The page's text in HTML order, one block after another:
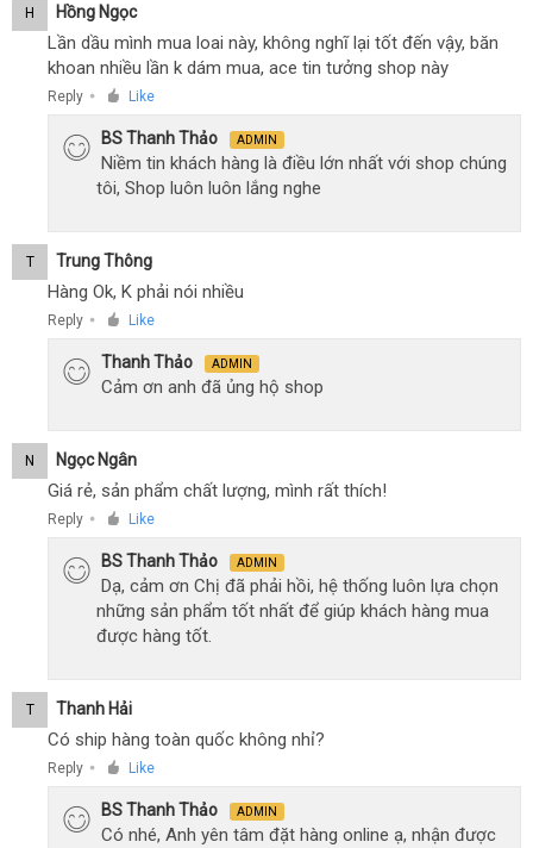
H Hồng Ngọc
Lần dầu mình mua loai này, không nghĩ lại tốt đến vậy, băn
khoan nhiều lần k dám mua, ace tin tưởng shop này
Reply ● Like
BS Thanh Thảo ADMIN
Niềm tin khách hàng là điều lớn nhất với shop chúng
tôi, Shop luôn luôn lắng nghe
T Trung Thông
Hàng Ok, K phải nói nhiều
Reply ● Like
Thanh Thảo ADMIN
Cảm ơn anh đã ủng hộ shop
N Ngọc Ngân
Giá rẻ, sản phẩm chất lượng, mình rất thích!
Reply ● Like
BS Thanh Thảo ADMIN
Dạ, cảm ơn Chị đã phải hồi, hệ thống luôn lựa chọn
những sản phẩm tốt nhất để giúp khách hàng mua
được hàng tốt.
T Thanh Hải
Có ship hàng toàn quốc không nhỉ?
Reply ● Like
BS Thanh Thảo ADMIN
Có nhé, Anh yên tâm đặt hàng online ạ, nhận được